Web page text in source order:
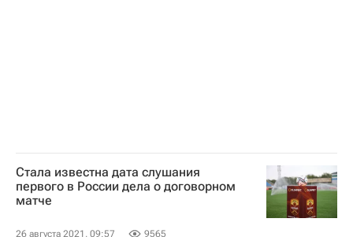
Стала известна дата слушания
первого в России дела о договорном
матче
26 августа 2021, 09:57 9565